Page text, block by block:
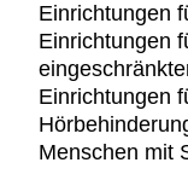
Einrichtungen
Einrichtungen
Einrichtungen
Menschen mit